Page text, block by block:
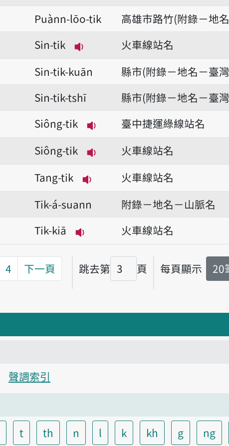
播放音讀Pak-sin-tik
Puànn-lōo-tik
高雄市路竹(附錄－地
Sin-tik
播放音讀Sin-tik
火車線站名
Sin-tik-kuān
縣市(附錄－地名－臺
Sin-tik-tshī
縣市(附錄－地名－臺
Siông-tik
播放音讀Siông-tik
臺中捷運綠線站名
Siông-tik
播放音讀Siông-tik
火車線站名
Tang-tik
播放音讀Tang-tik
火車線站名
Tik-á-suann
附錄－地名－山脈名
Tik-kiā
播放音讀Tik-kiā
火車線站名
4 下一頁 跳去第
頁碼
頁 每頁顯示 20
聲調索引
t th n l k kh g
ng